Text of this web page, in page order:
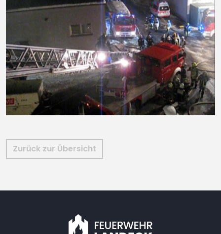
Zurück zur Übersicht